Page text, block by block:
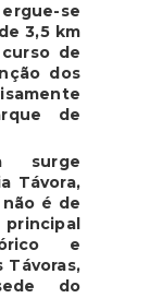
se
3,5 km
de
dos
de
surge
Távora,
é de
e
do